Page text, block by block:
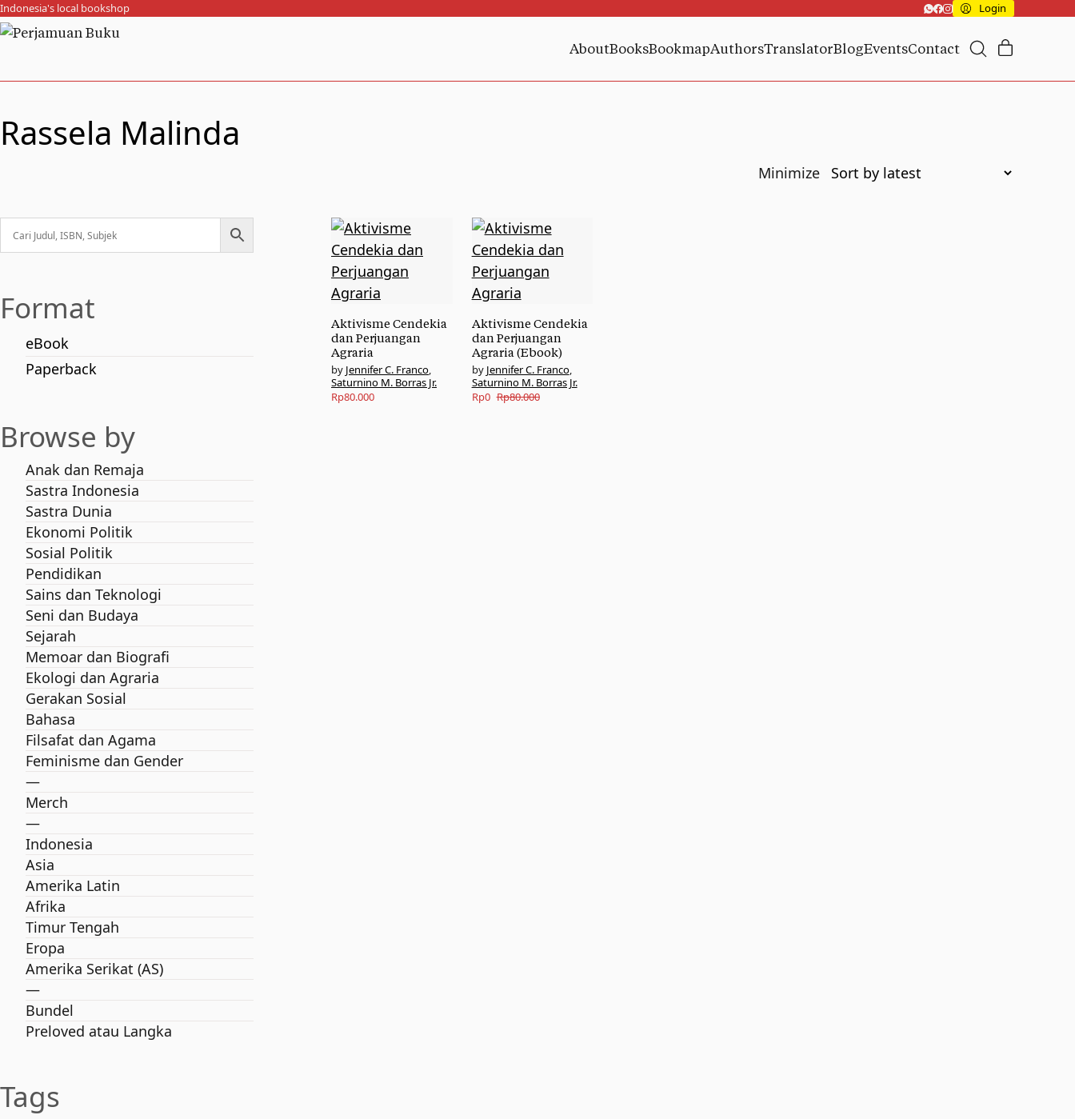
Indonesia's local bookshop Login
AboutBooksBookmapAuthorsTranslatorBlogEventsContact
Rassela Malinda
Aktivisme Cendekia
dan Perjuangan
Agraria
Jennifer C. Franco,
Saturnino M. Borras Jr.
Rp80.000
Aktivisme Cendekia
dan Perjuangan
Agraria (Ebook)
Jennifer C. Franco,
Saturnino M. Borras Jr.
Rp80.000
Original
Rp0
Current
Format
eBook
Paperback
Browse by
Anak dan Remaja
Sastra Indonesia
Sastra Dunia
Ekonomi Politik
Sosial Politik
Pendidikan
Sains dan Teknologi
Seni dan Budaya
Sejarah
Memoar dan Biografi
Ekologi dan Agraria
Gerakan Sosial
Bahasa
Filsafat dan Agama
Feminisme dan Gender
—
Merch
—
Indonesia
Asia
Amerika Latin
Afrika
Timur Tengah
Eropa
Amerika Serikat (AS)
—
Bundel
Preloved atau Langka
Tags